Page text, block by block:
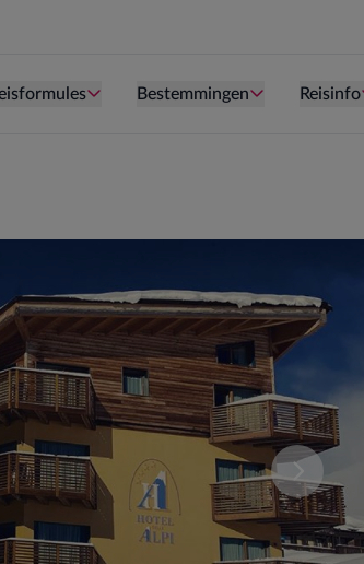
Persoon is te oud kind te zijn.
Bestemmingen Persoon is
Reisinfo
samenstelling. U kan uw